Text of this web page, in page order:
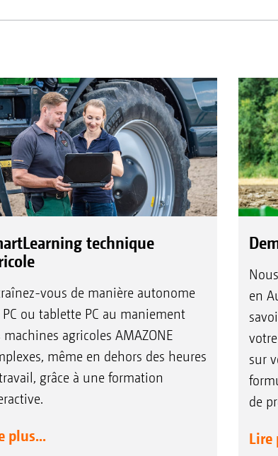
technique
vous de manière autonome
PC ou tablette PC au maniement
machines agricoles AMAZONE
même en dehors des heures
grâce à une formation
plus...
en
sur
de
Lire